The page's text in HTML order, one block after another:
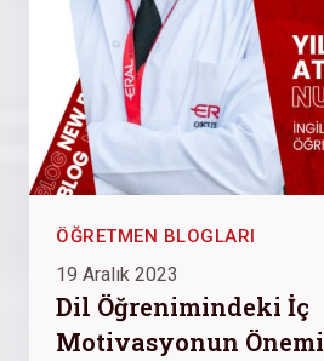
ÖĞRETMEN BLOGLARI
19 Aralık 2023
Dil Öğrenimindeki İç
Motivasyonun Önemi